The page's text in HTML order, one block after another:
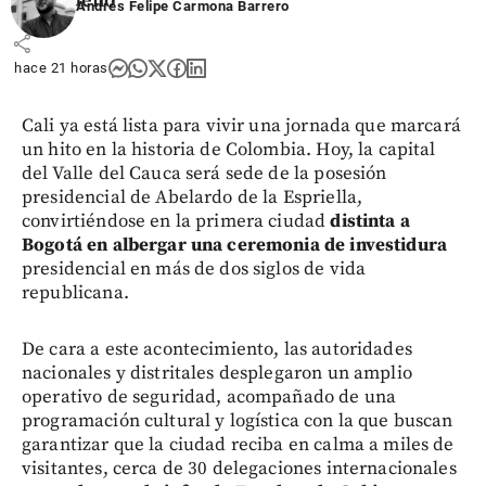
share
Andrés Felipe Carmona Barrero
hace 21 horas
Cali ya está lista para vivir una jornada que marcará
un hito en la historia de Colombia. Hoy, la capital
del Valle del Cauca será sede de la posesión
presidencial de Abelardo de la Espriella,
convirtiéndose en la primera ciudaddistinta a
Bogotá en albergar una ceremonia de investidura
presidencial en más de dos siglos de vida
republicana.
De cara a este acontecimiento, las autoridades
nacionales y distritales desplegaron un amplio
operativo de seguridad, acompañado de una
programación cultural y logística con la que buscan
garantizar que la ciudad reciba en calma a miles de
visitantes, cerca de 30 delegaciones internacionales